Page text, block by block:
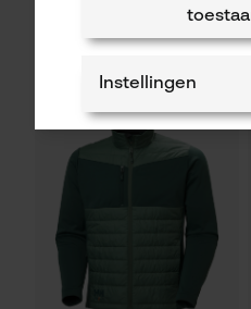
NIEUW
Instellingen
Noodzakelijke
Controleer
Session ID